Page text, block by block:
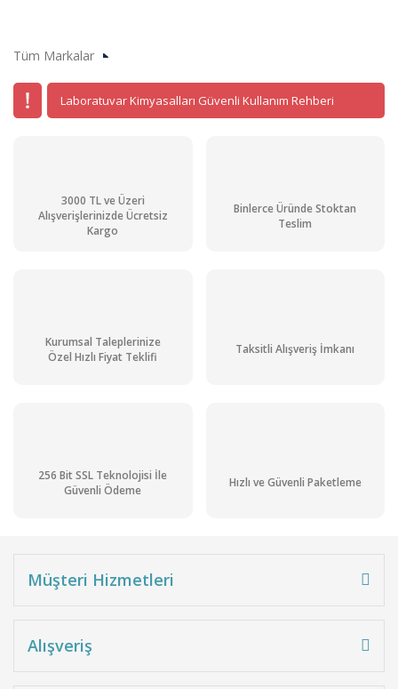
Tüm Markalar
Laboratuvar Kimyasalları Güvenli Kullanım Rehberi
3000 TL ve Üzeri
Alışverişlerinizde Ücretsiz
Kargo
Binlerce Üründe Stoktan
Teslim
Kurumsal Taleplerinize
Özel Hızlı Fiyat Teklifi
Taksitli Alışveriş İmkanı
256 Bit SSL Teknolojisi İle
Güvenli Ödeme
Hızlı ve Güvenli Paketleme
Müşteri Hizmetleri
Alışveriş